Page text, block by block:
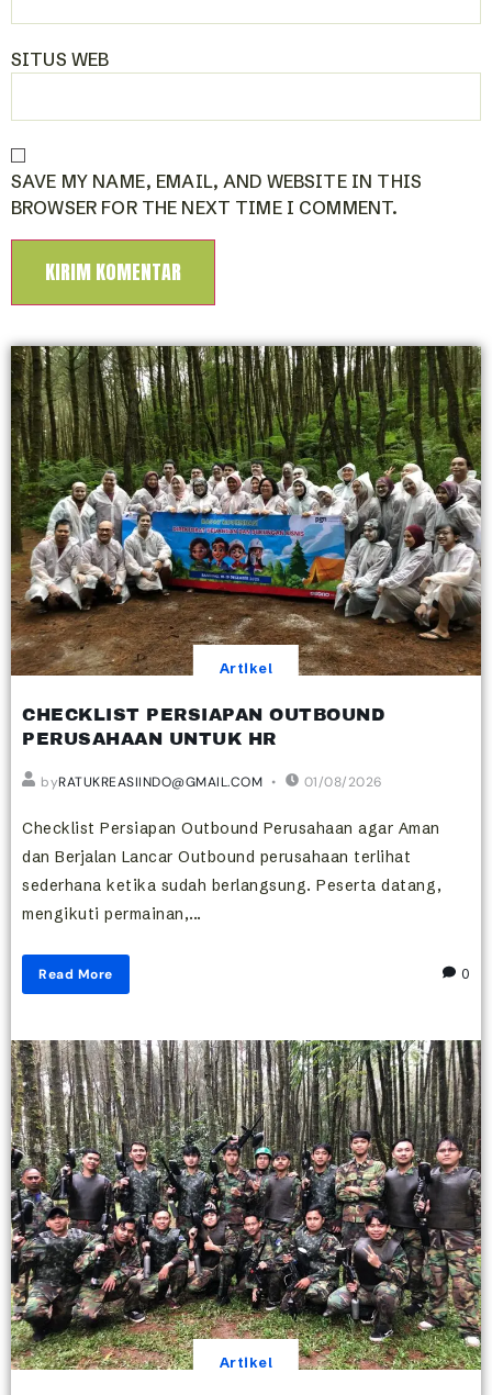
SITUS WEB
SAVE MY NAME, EMAIL, AND WEBSITE IN THIS
BROWSER FOR THE NEXT TIME I COMMENT.
Artikel
CHECKLIST PERSIAPAN OUTBOUND
PERUSAHAAN UNTUK HR
byRATUKREASIINDO@GMAIL.COM 01/08/2026
Checklist Persiapan Outbound Perusahaan agar Aman
dan Berjalan Lancar Outbound perusahaan terlihat
sederhana ketika sudah berlangsung. Peserta datang,
mengikuti permainan,...
Read More 0
Artikel